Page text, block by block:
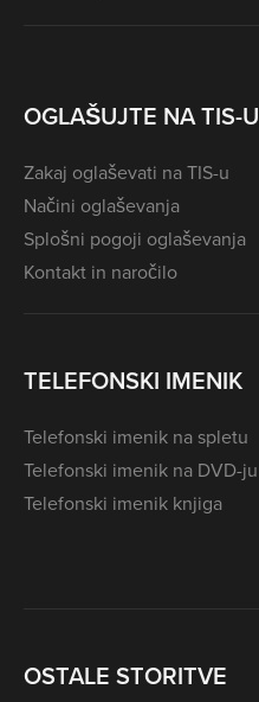
OGLAŠUJTE NA TIS-U
Zakaj oglaševati na TIS-u
Načini oglaševanja
Splošni pogoji oglaševanja
Kontakt in naročilo
TELEFONSKI IMENIK
Telefonski imenik na spletu
Telefonski imenik na DVD-ju
Telefonski imenik knjiga
OSTALE STORITVE